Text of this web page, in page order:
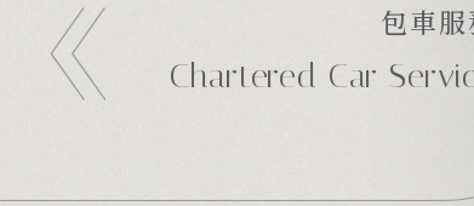
包車服
Chartered Car